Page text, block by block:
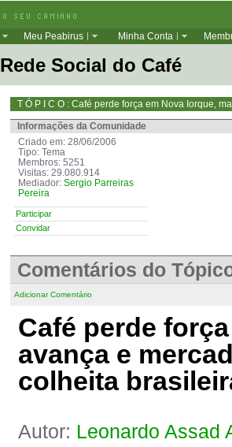
Meu Peabirus Minha Conta
Rede Social do Café
T Ó P I C O : Café perde força em Nova Iorque,
Informações da Comunidade
Criado em: 28/06/2006
Tipo: Tema
Membros: 5251
Visitas: 29.080.914
Mediador: Sergio Parreiras
Pereira
Participar
Convidar
Comentários do
Adicionar Comentário
Café perde
avança e
colheita
Autor: Leonardo Assad